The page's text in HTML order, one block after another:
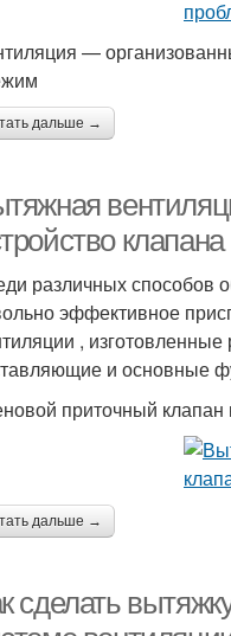
—
дальше →
клапана
различных способов
эффективное
,
и основные
приточный
дальше →
сделать